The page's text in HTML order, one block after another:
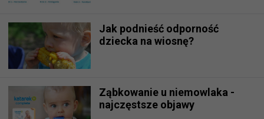
Jak podnieść odporność
dziecka na wiosnę?
Ząbkowanie u niemowlaka -
najczęstsze objawy